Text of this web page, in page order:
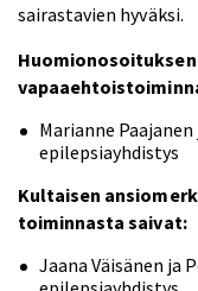
sairastavien hyväksi.
Huomionosoituksen
Marianne
epilepsiayhdistys
Kultaisen
toiminnasta saivat:
Jaana Väisänen ja